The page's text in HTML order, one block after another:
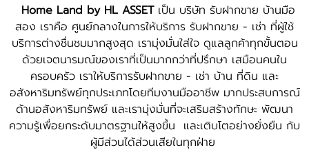
เพิ่มเติม
Home Land by HL ASSET เป็น บริษัท รับฝากขาย บ้านมือ
สอง เราคือ ศูนย์กลางในการให้บริการ รับฝากขาย - เช่า ที่ผู้ใช้
บริการต่างชื่นชมมากสูงสุด เรามุ่งมั่นใส่ใจ ดูแลลูกค้าทุกขั้นตอน
ด้วยเจตนารมณ์ของเราที่เป็นมากกว่าที่ปรึกษา เสมือนคนใน
ครอบครัว เราให้บริการรับฝากขาย - เช่า บ้าน ที่ดิน และ
อสังหาริมทรัพย์ทุกประเภทโดยทีมงานมืออาชีพ มากประสบการณ์
ด้านอสังหาริมทรัพย์ และเรามุ่งมั่นที่จะเสริมสร้างทักษะ พัฒนา
ความรู้เพื่อยกระดับมาตรฐานให้สูงขึ้น และเติบโตอย่างยั่งยืน กับ
ผู้มีส่วนได้ส่วนเสียในทุกฝ่าย